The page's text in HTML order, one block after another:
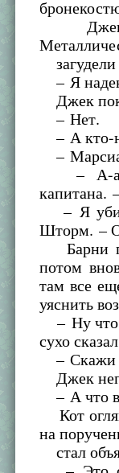
Джек
– Я
Джек
– Нет.
– А кто-
–
– А-а! –
капитана.
– Я убил
Шторм. –
Барни
потом
там все
уяснить
– Ну что
сухо
– Скажи
Джек
– А что
Кот
на
стал